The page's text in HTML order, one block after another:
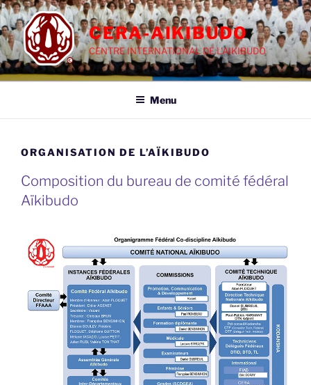
Aller
au
contenu
principal
CERA-AIKIBUDO
CENTRE INTERNATIONAL DE L'AIKIBUDO
Menu
ORGANISATION DE L’AÏKIBUDO
Composition du bureau de comité fédéral
Aïkibudo